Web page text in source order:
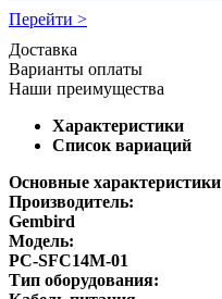
Перейти >
Доставка
Варианты оплаты
Наши преимущества
Характеристики
Список вариаций
Основные характеристики
Производитель:
Gembird
Модель:
PC-SFC14M-01
Тип оборудования: